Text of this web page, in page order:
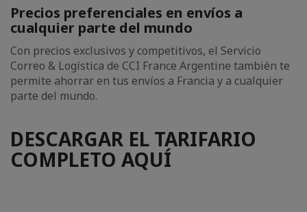
Precios preferenciales en envíos a
cualquier parte del mundo
Con precios exclusivos y competitivos, el Servicio
Correo & Logística de CCI France Argentine también te
permite ahorrar en tus envíos a Francia y a cualquier
parte del mundo.
DESCARGAR EL TARIFARIO
COMPLETO AQUÍ